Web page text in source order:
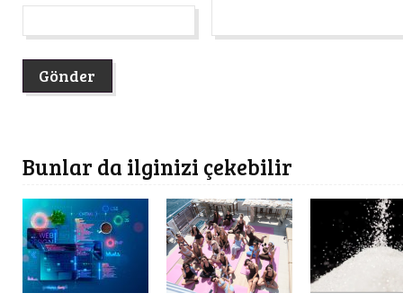
Bunlar da ilginizi çekebilir